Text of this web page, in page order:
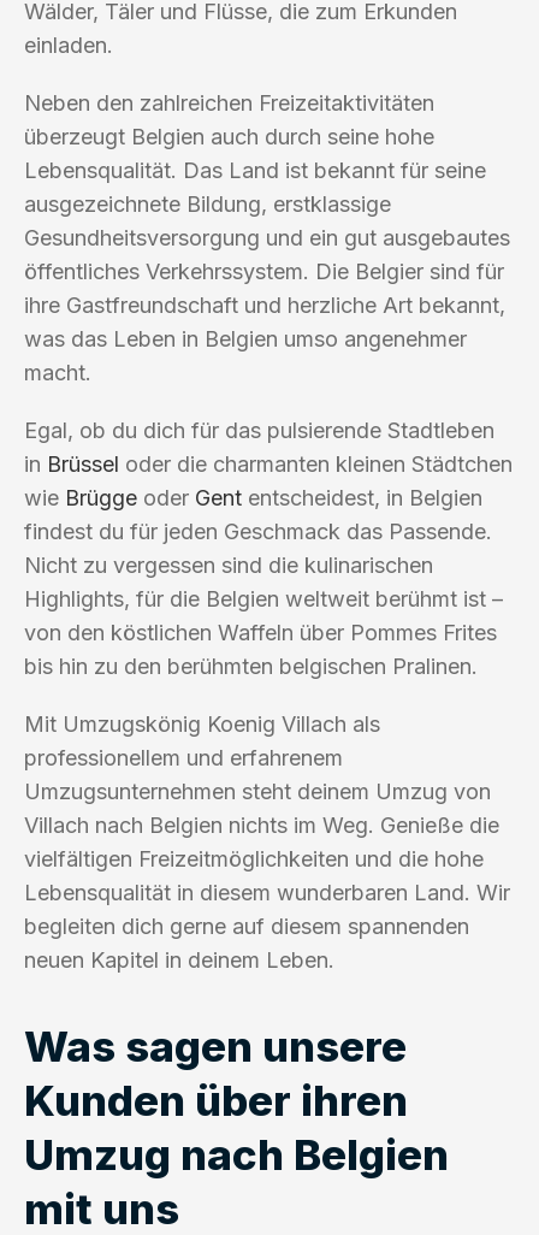
Wälder, Täler und Flüsse, die zum Erkunden
einladen.
Neben den zahlreichen Freizeitaktivitäten
überzeugt Belgien auch durch seine hohe
Lebensqualität. Das Land ist bekannt für seine
ausgezeichnete Bildung, erstklassige
Gesundheitsversorgung und ein gut ausgebautes
öffentliches Verkehrssystem. Die Belgier sind für
ihre Gastfreundschaft und herzliche Art bekannt,
was das Leben in Belgien umso angenehmer
macht.
Egal, ob du dich für das pulsierende Stadtleben
in Brüssel oder die charmanten kleinen Städtchen
wie Brügge oder Gent entscheidest, in Belgien
findest du für jeden Geschmack das Passende.
Nicht zu vergessen sind die kulinarischen
Highlights, für die Belgien weltweit berühmt ist –
von den köstlichen Waffeln über Pommes Frites
bis hin zu den berühmten belgischen Pralinen.
Mit Umzugskönig Koenig Villach als
professionellem und erfahrenem
Umzugsunternehmen steht deinem Umzug von
Villach nach Belgien nichts im Weg. Genieße die
vielfältigen Freizeitmöglichkeiten und die hohe
Lebensqualität in diesem wunderbaren Land. Wir
begleiten dich gerne auf diesem spannenden
neuen Kapitel in deinem Leben.
Was sagen unsere
Kunden über ihren
Umzug nach Belgien
mit uns